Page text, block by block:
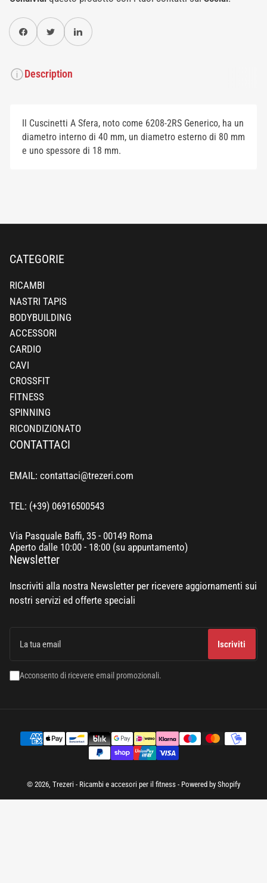
Condividi su FacebookTwitterCondividi su Pinterest
Description
Il Cuscinetti A Sfera, noto come 6208-2RS Generico, ha un
diametro interno di 40 mm, un diametro esterno di 80 mm
e uno spessore di 18 mm.
CATEGORIE
RICAMBI
NASTRI TAPIS
BODYBUILDING
ACCESSORI
CARDIO
CAVI
CROSSFIT
FITNESS
SPINNING
RICONDIZIONATO
CONTATTACI
EMAIL: contattaci@trezeri.com
TEL: (+39) 06916500543
Via Pasquale Baffi, 35 - 00149 Roma
Aperto dalle 10:00 - 18:00 (su appuntamento)
Newsletter
Inscriviti alla nostra Newsletter per ricevere aggiornamenti sui
nostri servizi ed offerte speciali
Iscriviti
Acconsento di ricevere email promozionali.
Modalità
di
pagamento
© 2026, Trezeri - Ricambi e accesori per il fitness - Powered by Shopify